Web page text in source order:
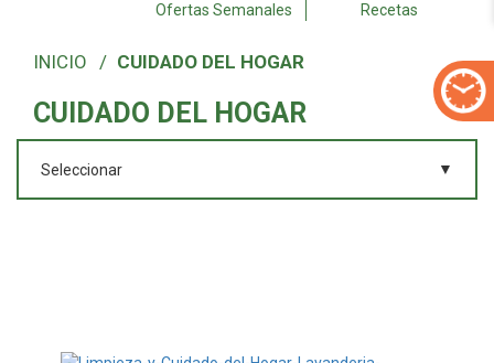
Ofertas Semanales Recetas
CUIDADO DEL HOGAR
CUIDADO DEL HOGAR
Seleccionar ▼